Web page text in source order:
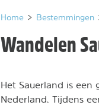
Home > Bestemmingen
Wandelen
Het Sauerland is
Nederland. Tijdens